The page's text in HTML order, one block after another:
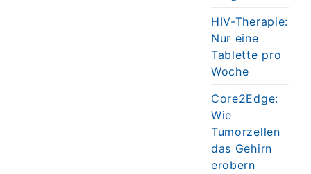
HIV-Therapie:
Nur eine
Tablette pro
Woche
Core2Edge:
Wie
Tumorzellen
das Gehirn
erobern